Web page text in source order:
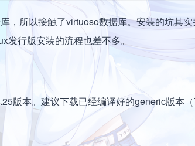
，所以接触了virtuoso数据库。安装的坑其
行版安装的流程也差不多。
版本。建议下载已经编译好的generic版本